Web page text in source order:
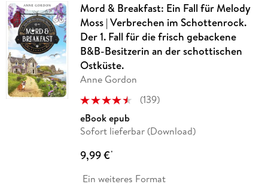
Mord & Breakfast: Ein Fall für Melody
Moss | Verbrechen im Schottenrock.
Der 1. Fall für die frisch gebackene
B&B-Besitzerin an der schottischen
Ostküste.
Anne Gordon
(139)
eBook epub
Sofort lieferbar (Download)
9,99 €*
Ein weiteres Format